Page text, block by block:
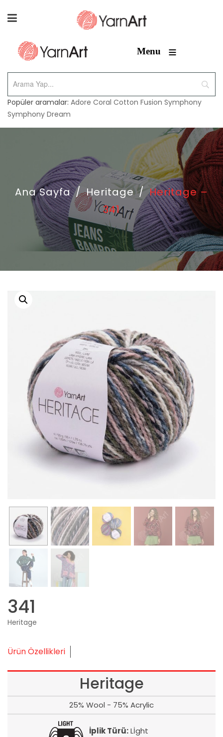
Menu ≡
Popüler aramalar: Adore Coral Cotton Fusion Symphony
Symphony Dream
Ana Sayfa / Heritage / Heritage –
341
341
Heritage
Ürün Özellikleri
Heritage
25% Wool - 75% Acrylic
İplik Türü:Lİght